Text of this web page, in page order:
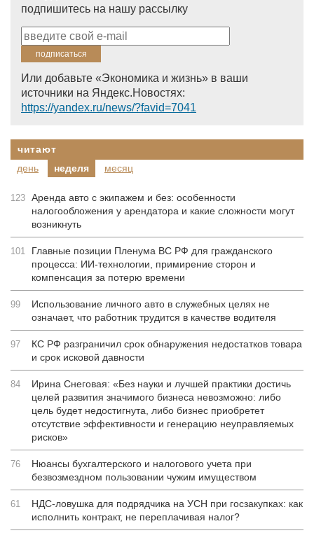
подпишитесь на нашу рассылку
Или добавьте «Экономика и жизнь» в ваши
источники на Яндекс.Новостях:
https://yandex.ru/news/?favid=7041
читают
день
неделя месяц
123 Аренда авто с экипажем и без: особенности
налогообложения у арендатора и какие сложности могут
возникнуть
101
Главные позиции Пленума ВС РФ для гражданского
процесса: ИИ-технологии, примирение сторон и
компенсация за потерю времени
99
Использование личного авто в служебных целях не
означает, что работник трудится в качестве водителя
97
КС РФ разграничил срок обнаружения недостатков товара
и срок исковой давности
84
Ирина Снеговая: «Без науки и лучшей практики достичь
целей развития значимого бизнеса невозможно: либо
цель будет недостигнута, либо бизнес приобретет
отсутствие эффективности и генерацию неуправляемых
рисков»
76
Нюансы бухгалтерского и налогового учета при
безвозмездном пользовании чужим имуществом
61
НДС-ловушка для подрядчика на УСН при госзакупках: как
исполнить контракт, не переплачивая налог?